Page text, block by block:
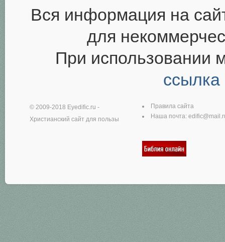
Вся информация на
для
При использовании
ссылка
© 2009-2018 Eyedific.ru -
Христианский сайт для пользы
Правила сайта
Наша почта: